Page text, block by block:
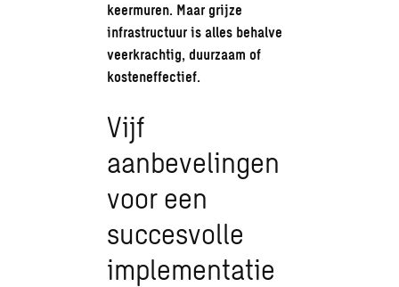
keermuren. Maar grijze
infrastructuur is alles behalve
veerkrachtig, duurzaam of
kosteneffectief.
Vijf
aanbevelingen
voor een
succesvolle
implementatie